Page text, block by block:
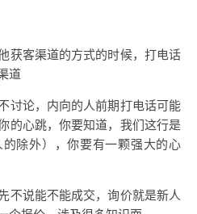
获客渠道的方式的时候，打电话
道
讨论，内向的人前期打电话可能
的心跳，你要知道，我们这行是
除外），你要有一颗强大的心
不说能不能成交，询价就是新人